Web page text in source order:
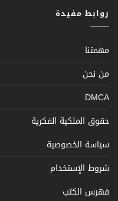
روابط مفيدة
مهمتنا
من نحن
DMCA
حقوق الملكية الفكرية
سياسة الخصوصية
شروط الإستخدام
فهرس الكتب